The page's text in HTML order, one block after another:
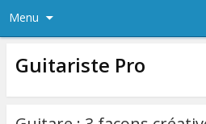
Menu
Guitariste Pro